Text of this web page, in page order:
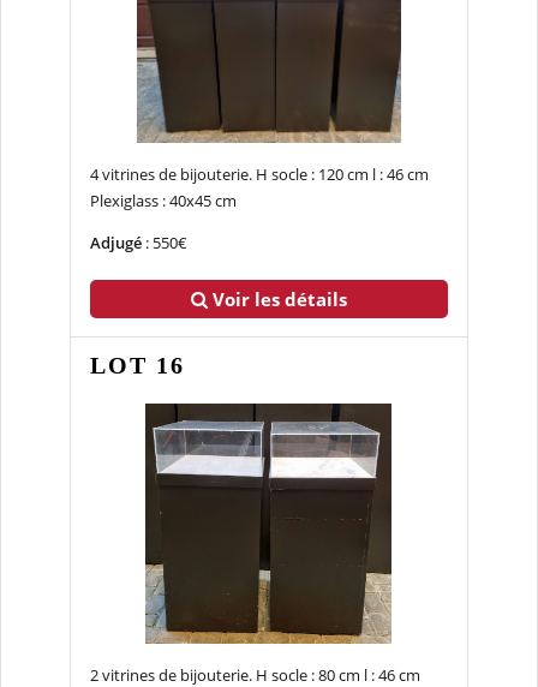
4 vitrines de bijouterie. H socle : 120 cm l : 46 cm
Plexiglass : 40x45 cm
Adjugé: 550€
Voir les détails
LOT 16
2 vitrines de bijouterie. H socle : 80 cm l : 46 cm